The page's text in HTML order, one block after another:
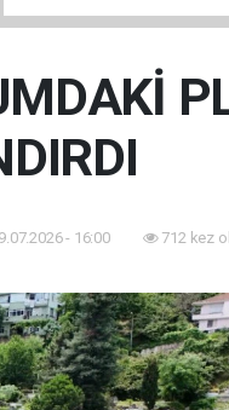
evine dönmeli’
- 16:00 712 kez